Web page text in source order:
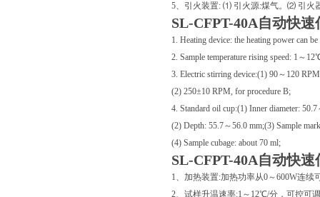
5、引火装置: ⑴ 引火源:煤气。⑵ 引火
SL-CFPT-40A自动快
1. Heating device: the heating power can
2. Sample temperature rising speed: 1～
3. Electric stirring device:(1) 90～120
(2) 250±10 RPM, for procedure B;
4. Standard oil cup:(1) Inner diameter:
(2) Depth: 55.7～56.0 mm;(3) Sample
(4) Sample cubage: about 70 ml;
SL-CFPT-40A自动快
1、加热装置:加热功率从0～600W连续
2、试样升温速率:1～12℃/分，可控可